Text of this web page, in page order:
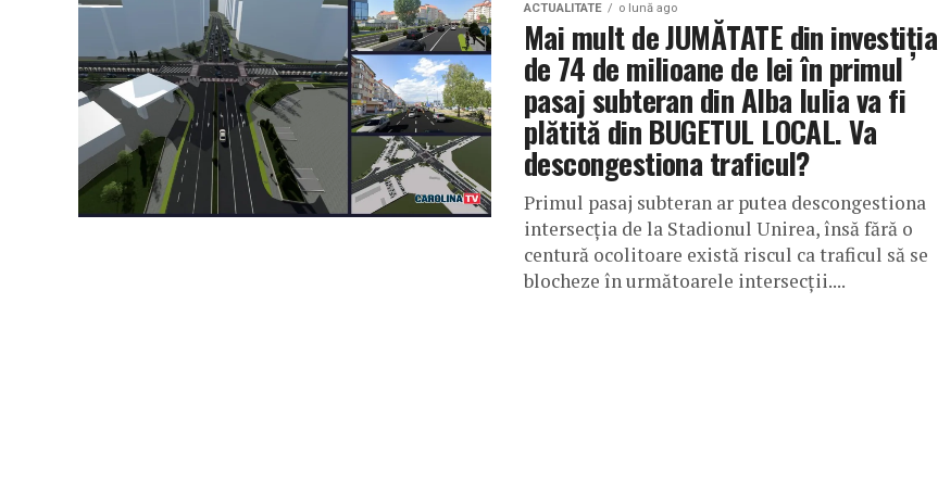
ACTUALITATE o lună ago
Mai mult de JUMĂTATE din investiția
de 74 de milioane de lei în primul
pasaj subteran din Alba Iulia va fi
plătită din BUGETUL LOCAL. Va
descongestiona traficul?
Primul pasaj subteran ar putea descongestiona
intersecția de la Stadionul Unirea, însă fără o
centură ocolitoare există riscul ca traficul să se
blocheze în următoarele intersecții....